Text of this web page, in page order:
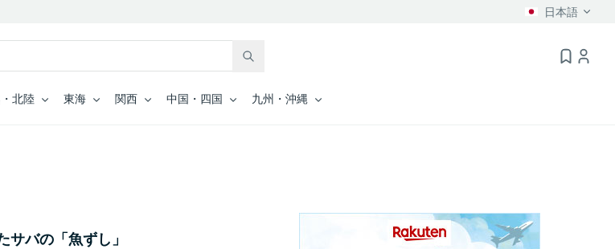
日本語
北陸 東海 関西 中国・四国 九州・沖縄
バの「魚ずし」